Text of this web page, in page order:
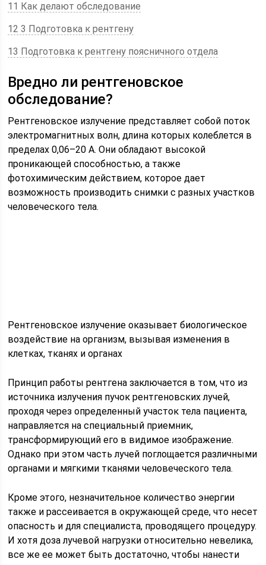
11 Как делают обследование
12 3 Подготовка к рентгену
13 Подготовка к рентгену поясничного отдела
Вредно ли рентгеновское
обследование?
Рентгеновское излучение представляет собой поток
электромагнитных волн, длина которых колеблется в
пределах 0,06–20 А. Они обладают высокой
проникающей способностью, а также
фотохимическим действием, которое дает
возможность производить снимки с разных участков
человеческого тела.
Рентгеновское излучение оказывает биологическое
воздействие на организм, вызывая изменения в
клетках, тканях и органах
Принцип работы рентгена заключается в том, что из
источника излучения пучок рентгеновских лучей,
проходя через определенный участок тела пациента,
направляется на специальный приемник,
трансформирующий его в видимое изображение.
Однако при этом часть лучей поглощается различными
органами и мягкими тканями человеческого тела.
Кроме этого, незначительное количество энергии
также и рассеивается в окружающей среде, что несет
опасность и для специалиста, проводящего процедуру.
И хотя доза лучевой нагрузки относительно невелика,
все же ее может быть достаточно, чтобы нанести